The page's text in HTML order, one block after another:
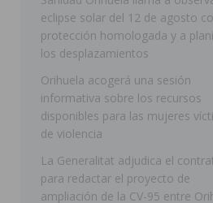
ORIHUELA
[ 05/08/2026 ]
La
ROJALES
[ 05/08/2026 ]
[ 05/08/2026 ] El
[ 04/08/2026 ]
eclipse solar del 12 de agosto
protección homologada y a
los desplazamientos
Orihuela acogerá una sesión
informativa sobre los recursos
disponibles para las mujeres
de violencia
La Generalitat adjudica el
para redactar el proyecto de
ampliación de la CV-95 entre